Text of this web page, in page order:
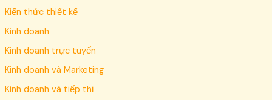
Kiến thức thiết kế
Kinh doanh
Kinh doanh trực tuyến
Kinh doanh và Marketing
Kinh doanh và tiếp thị